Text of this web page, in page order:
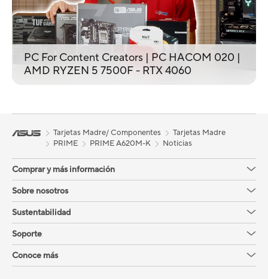
PC For Content Creators | PC HACOM 020 |
AMD RYZEN 5 7500F - RTX 4060
Tarjetas Madre/ Componentes
Tarjetas Madre
PRIME
PRIME A620M-K Noticias
Comprar y más información
Sobre nosotros
Sustentabilidad
Soporte
Conoce más